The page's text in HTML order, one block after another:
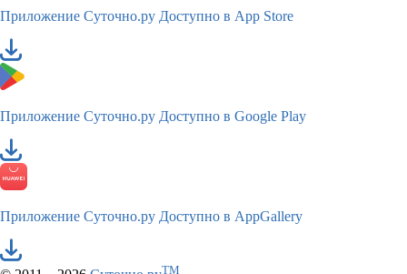
Приложение Суточно.ру Доступно в App Store
Приложение Суточно.ру Доступно в Google Play
Приложение Суточно.ру Доступно в AppGallery
TM